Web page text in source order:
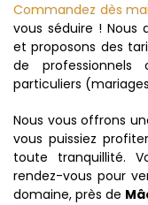
Commandez dès
vous séduire ! Nous
et proposons des
de
particuliers
Nous vous offrons
vous puissiez
toute tranquillité.
rendez-vous pour
domaine, près de